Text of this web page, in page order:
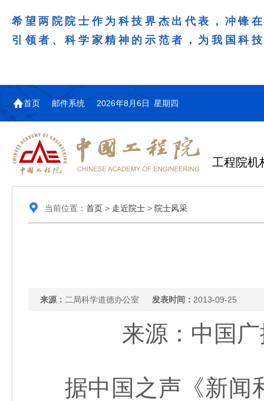
希望两院院士作为科技界杰出代表，冲锋
引领者、科学家精神的示范者，为我国科
首页 邮件系统 2026年8月6日 星期四
工程院机
当前位置： 首页> 走近院士> 院士风采
来源： 二局科学道德办公室 发表时间： 2013-09-25
来源：中国
据中国之声《新闻